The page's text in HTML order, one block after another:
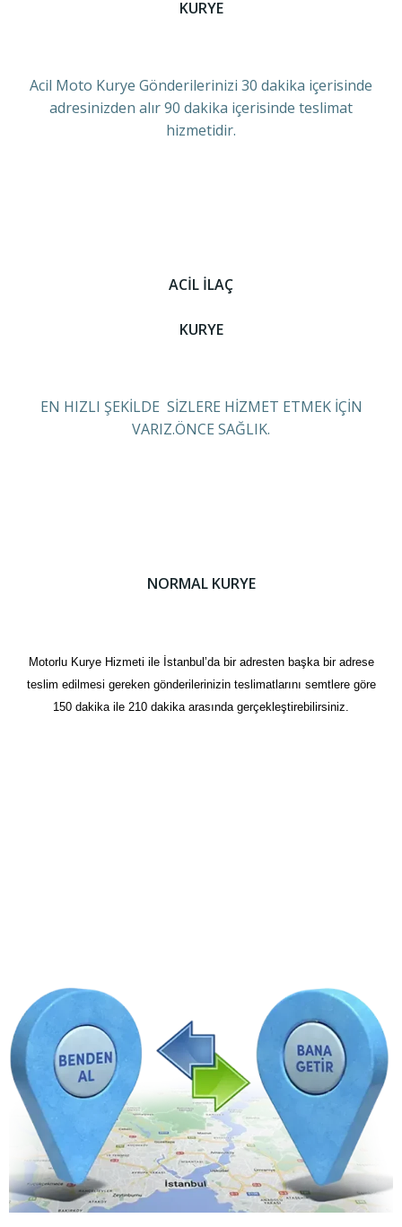
KURYE
Acil Moto Kurye Gönderilerinizi 30 dakika içerisinde
adresinizden alır 90 dakika içerisinde teslimat
hizmetidir.
ACİL İLAÇ
KURYE
EN HIZLI ŞEKİLDE SİZLERE HİZMET ETMEK İÇİN
VARIZ.ÖNCE SAĞLIK.
NORMAL KURYE
Motorlu Kurye Hizmeti ile İstanbul’da bir adresten başka bir adrese
teslim edilmesi gereken gönderilerinizin teslimatlarını semtlere göre
150 dakika ile 210 dakika arasında gerçekleştirebilirsiniz.